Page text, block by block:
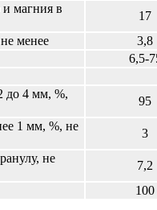
и магния в
17
менее
3,8
6,5-
до 4 мм, %,
95
1 мм, %, не
3
не
7,2
100